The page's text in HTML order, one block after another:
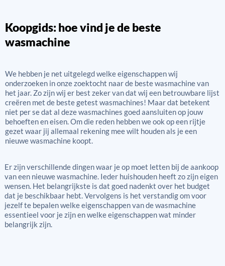
Koopgids: hoe vind je de beste
wasmachine
We hebben je net uitgelegd welke eigenschappen wij
onderzoeken in onze zoektocht naar de beste wasmachine van
het jaar. Zo zijn wij er best zeker van dat wij een betrouwbare lijst
creëren met de beste getest wasmachines! Maar dat betekent
niet per se dat al deze wasmachines goed aansluiten op jouw
behoeften en eisen. Om die reden hebben we ook op een rijtje
gezet waar jij allemaal rekening mee wilt houden als je een
nieuwe wasmachine koopt.
Er zijn verschillende dingen waar je op moet letten bij de aankoop
van een nieuwe wasmachine. Ieder huishouden heeft zo zijn eigen
wensen. Het belangrijkste is dat goed nadenkt over het budget
dat je beschikbaar hebt. Vervolgens is het verstandig om voor
jezelf te bepalen welke eigenschappen van de wasmachine
essentieel voor je zijn en welke eigenschappen wat minder
belangrijk zijn.